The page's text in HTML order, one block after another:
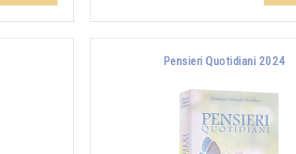
Pensieri Quotidiani 2024